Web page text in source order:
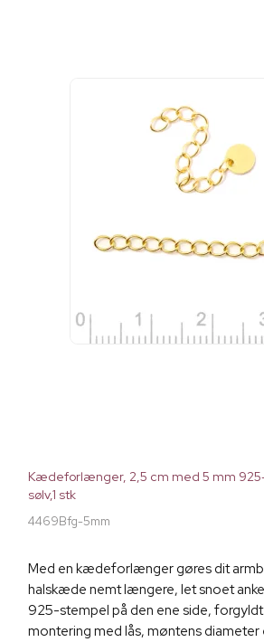
Kædeforlænger, 2,5 cm med 5 mm
sølv,1 stk
4469Bfg-5mm
Med en kædeforlænger gøres dit
halskæde nemt længere, let snoet
925-stempel på den ene side,
montering med lås, møntens diameter